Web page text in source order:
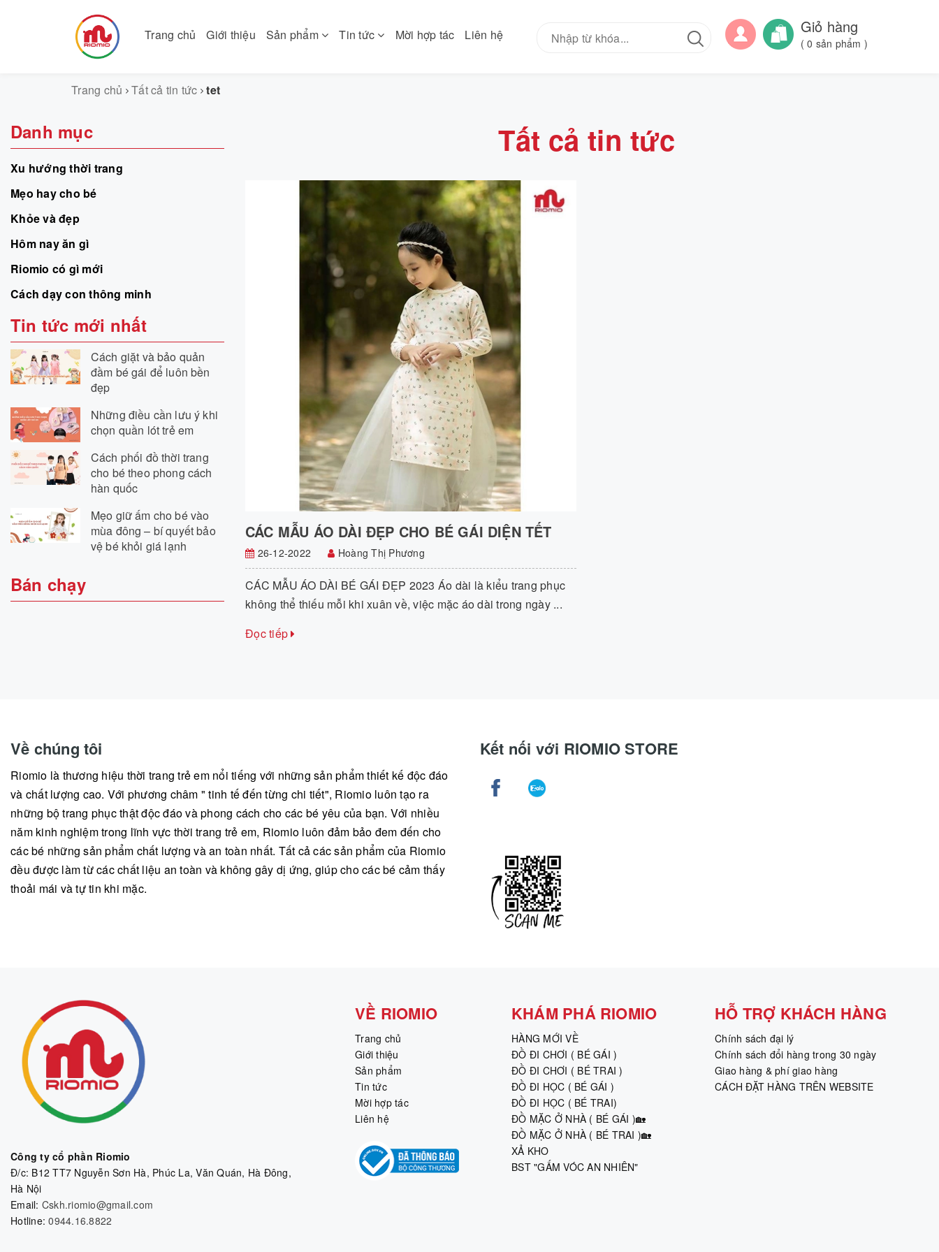
Trang chủ Giới thiệu Sản phẩm Tin tức Mời hợp tác Liên hệ Giỏ hàng
( 0 sản phẩm )
Trang chủ Tất cả tin tức tet
Tất cả tin tức
CÁC MẪU ÁO DÀI ĐẸP CHO BÉ GÁI DIỆN TẾT
26-12-2022 Hoàng Thị Phương
CÁC MẪU ÁO DÀI BÉ GÁI ĐẸP 2023 Áo dài là kiểu trang phục
không thể thiếu mỗi khi xuân về, việc mặc áo dài trong ngày ...
Đọc tiếp
Danh mục
Xu hướng thời trang
Mẹo hay cho bé
Khỏe và đẹp
Hôm nay ăn gì
Riomio có gì mới
Cách dạy con thông minh
Tin tức mới nhất
Cách giặt và bảo quản
đầm bé gái để luôn bền
đẹp
Những điều cần lưu ý khi
chọn quần lót trẻ em
Cách phối đồ thời trang
cho bé theo phong cách
hàn quốc
Mẹo giữ ấm cho bé vào
mùa đông – bí quyết bảo
vệ bé khỏi giá lạnh
Bán chạy
Về chúng tôi
Riomio là thương hiệu thời trang trẻ em nổi tiếng với những sản phẩm thiết kế độc đáo
và chất lượng cao. Với phương châm " tinh tế đến từng chi tiết", Riomio luôn tạo ra
những bộ trang phục thật độc đáo và phong cách cho các bé yêu của bạn. Với nhiều
năm kinh nghiệm trong lĩnh vực thời trang trẻ em, Riomio luôn đảm bảo đem đến cho
các bé những sản phẩm chất lượng và an toàn nhất. Tất cả các sản phẩm của Riomio
đều được làm từ các chất liệu an toàn và không gây dị ứng, giúp cho các bé cảm thấy
thoải mái và tự tin khi mặc.
Kết nối với RIOMIO STORE
Công ty cổ phần Riomio
Đ/c: B12 TT7 Nguyễn Sơn Hà, Phúc La, Văn Quán, Hà Đông,
Hà Nội
Email: Cskh.riomio@gmail.com
Hotline:0944.16.8822
VỀ RIOMIO
Trang chủ
Giới thiệu
Sản phẩm
Tin tức
Mời hợp tác
Liên hệ
KHÁM PHÁ RIOMIO
HÀNG MỚI VỀ
ĐỒ ĐI CHƠI ( BÉ GÁI )
ĐỒ ĐI CHƠI ( BÉ TRAI )
ĐỒ ĐI HỌC ( BÉ GÁI )
ĐỒ ĐI HỌC ( BÉ TRAI)
ĐỒ MẶC Ở NHÀ ( BÉ GÁI )🏡
ĐỒ MẶC Ở NHÀ ( BÉ TRAI )🏡
XẢ KHO
BST "GẤM VÓC AN NHIÊN"
HỖ TRỢ KHÁCH HÀNG
Chính sách đại lý
Chính sách đổi hàng trong 30 ngày
Giao hàng & phí giao hàng
CÁCH ĐẶT HÀNG TRÊN WEBSITE